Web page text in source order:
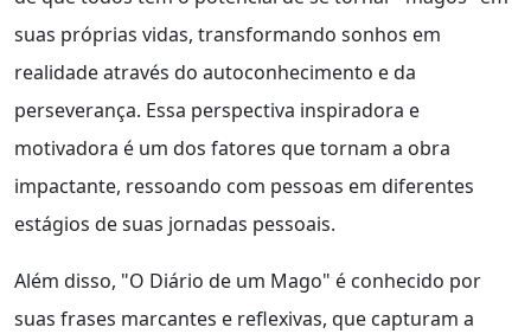
suas próprias vidas, transformando sonhos em
realidade através do autoconhecimento e da
perseverança. Essa perspectiva inspiradora e
motivadora é um dos fatores que tornam a obra
impactante, ressoando com pessoas em diferentes
estágios de suas jornadas pessoais.
Além disso, "O Diário de um Mago" é conhecido por
suas frases marcantes e reflexivas, que capturam a